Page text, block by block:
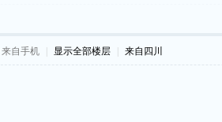
来自手机 显示全部楼层 来自四川